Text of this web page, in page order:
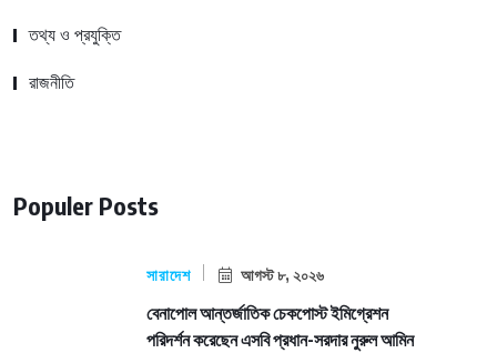
তথ্য ও প্রযুক্তি
রাজনীতি
Populer Posts
সারাদেশ আগস্ট ৮, ২০২৬
বেনাপোল আন্তর্জাতিক চেকপোস্ট ইমিগ্রেশন
পরিদর্শন করেছেন এসবি প্রধান-সরদার নুরুল আমিন